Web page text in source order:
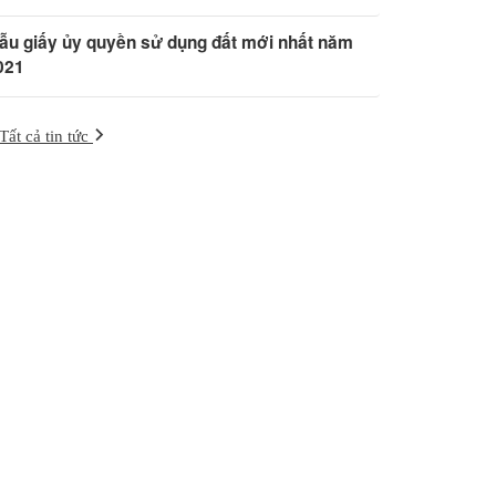
giấy ủy quyền sử dụng đất mới nhất năm
Tất cả tin tức